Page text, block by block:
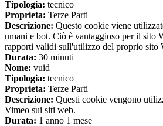
Tipologia: tecnico
Proprieta: Terze Parti
Descrizione: Questo cookie viene
umani e bot. Ciò è vantaggioso per il sito
rapporti validi sull'utilizzo del proprio sito
Durata: 30 minuti
Nome: vuid
Tipologia: tecnico
Proprieta: Terze Parti
Descrizione: Questi cookie vengono
Vimeo sui siti web.
Durata: 1 anno 1 mese